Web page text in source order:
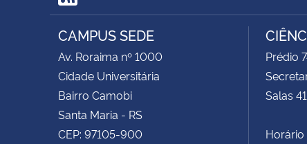
RSS
CAMPUS SEDE
Av. Roraima nº 1000
Cidade Universitária
Bairro Camobi
Santa Maria - RS
CEP: 97105-900
Prédio
Salas
Horário